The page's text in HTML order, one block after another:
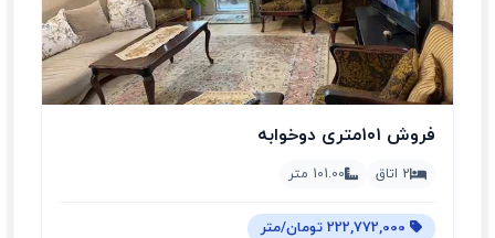
فروش ۱۰۱متری دوخوابه
2 اتاق 101.00 متر